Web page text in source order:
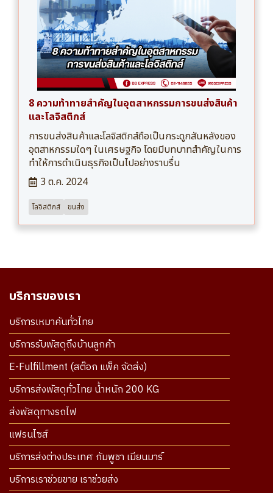
8 ความท้าทายสำคัญในอุตสาหกรรมการขนส่งสินค้า
และโลจิสติกส์
การขนส่งสินค้าและโลจิสติกส์ถือเป็นกระดูกสันหลังของ
อุตสาหกรรมใดๆ ในเศรษฐกิจ โดยมีบทบาทสำคัญในการ
ทำให้การดำเนินธุรกิจเป็นไปอย่างราบรื่น
3 ต.ค. 2024
โลจิสติกส์ ขนส่ง
บริการของเรา
บริการเหมาคันทั่วไทย
บริการรับพัสดุถึงบ้านลูกค้า
E-Fulfillment (สต๊อก แพ็ค จัดส่ง)
บริการส่งพัสดุทั่วไทย น้ำหนัก 200 KG
ส่งพัสดุทางรถไฟ
แฟรนไซส์
บริการส่งต่างประเทศ กัมพูชา เมียนมาร์
บริการเราช่วยขาย เราช่วยส่ง